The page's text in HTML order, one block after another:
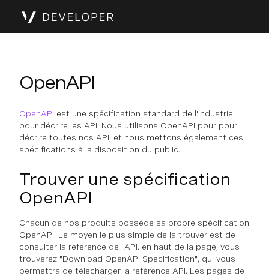
OpenAPI
OpenAPI est une spécification standard de l'industrie
pour décrire les API. Nous utilisons OpenAPI pour pour
décrire toutes nos API, et nous mettons également ces
spécifications à la disposition du public.
Trouver une spécification
OpenAPI
Chacun de nos produits possède sa propre spécification
OpenAPI. Le moyen le plus simple de la trouver est de
consulter la référence de l'API. en haut de la page, vous
trouverez "Download OpenAPI Specification", qui vous
permettra de télécharger la référence API. Les pages de